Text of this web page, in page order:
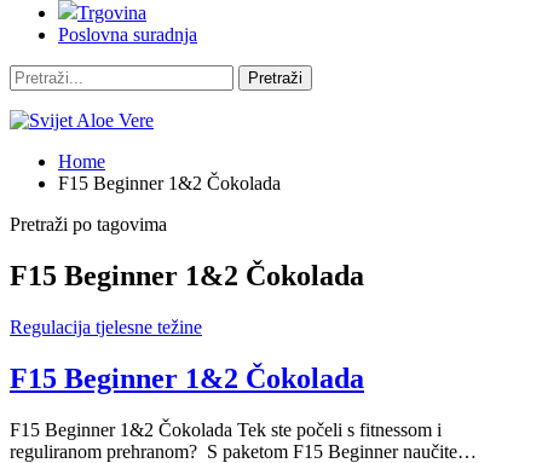
Trgovina
Poslovna suradnja
Home
F15 Beginner 1&2 Čokolada
Pretraži po tagovima
F15 Beginner 1&2 Čokolada
Regulacija tjelesne težine
F15 Beginner 1&2 Čokolada
F15 Beginner 1&2 Čokolada Tek ste počeli s fitnessom i
reguliranom prehranom? S paketom F15 Beginner naučite…